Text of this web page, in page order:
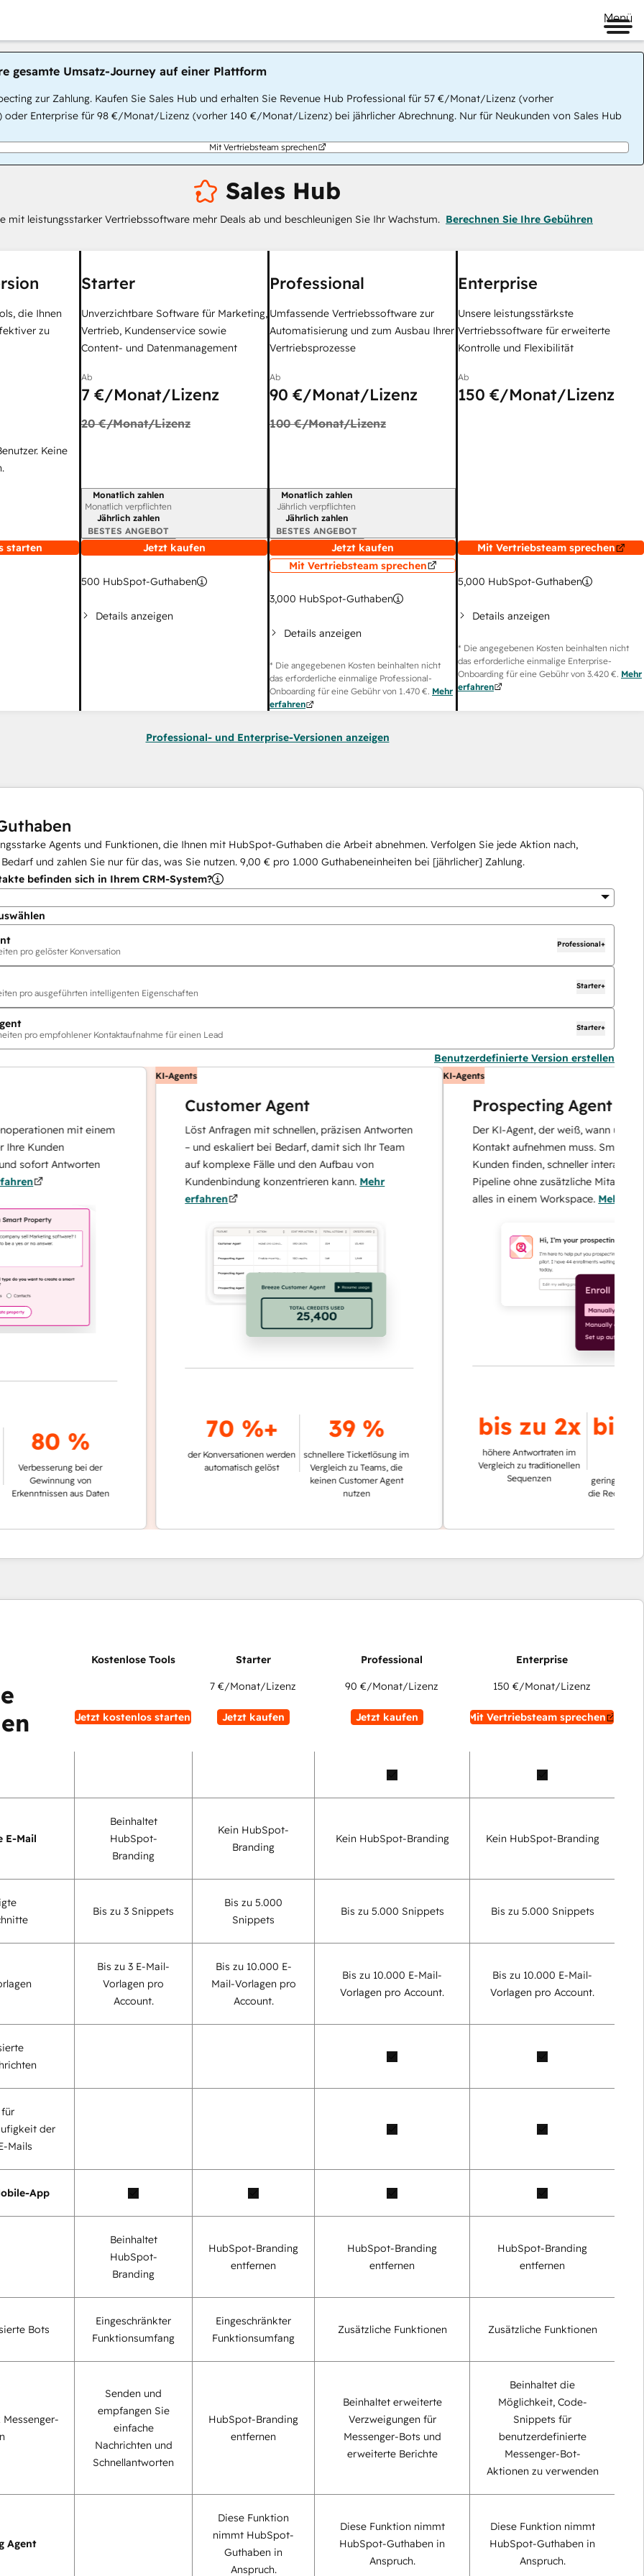
Menü
gesamte Umsatz-Journey auf einer Plattform
zur Zahlung. Kaufen Sie Sales Hub und erhalten Sie Revenue Hub Professional für 57 €/Monat/Lizenz (vorher
Enterprise für 98 €/Monat/Lizenz (vorher 140 €/Monat/Lizenz) bei jährlicher Abrechnung. Nur für Neukunden von Sales Hub
Mit Vertriebsteam sprechen
Sales Hub
mit leistungsstarker Vertriebssoftware mehr Deals ab und beschleunigen Sie Ihr Wachstum. Berechnen Sie Ihre Gebühren
die Ihnen
zu
Keine
starten
Starter
Unverzichtbare Software für Marketing,
Vertrieb, Kundenservice sowie
Content- und Datenmanagement
Ab
7 €/Monat/Lizenz
20 €/Monat/Lizenz
Abrechnungszeitraum
Monatlich zahlen
Monatlich verpflichten
Jährlich zahlen
BESTES ANGEBOT
Jetzt kaufen
500 HubSpot-Guthaben
Details anzeigen
Professional
Umfassende Vertriebssoftware zur
Automatisierung und zum Ausbau Ihrer
Vertriebsprozesse
Ab
90 €/Monat/Lizenz
100 €/Monat/Lizenz
Abrechnungszeitraum
Monatlich zahlen
Jährlich verpflichten
Jährlich zahlen
BESTES ANGEBOT
Jetzt kaufen
Mit Vertriebsteam sprechen
3,000 HubSpot-Guthaben
Details anzeigen
* Die angegebenen Kosten beinhalten nicht
das erforderliche einmalige Professional-
Onboarding für eine Gebühr von 1.470 €. Mehr
erfahren
Enterprise
Unsere leistungsstärkste
Vertriebssoftware für erweiterte
Kontrolle und Flexibilität
Ab
150 €/Monat/Lizenz
Mit Vertriebsteam sprechen
5,000 HubSpot-Guthaben
Details anzeigen
* Die angegebenen Kosten beinhalten nicht
das erforderliche einmalige Enterprise-
Onboarding für eine Gebühr von 3.420 €. Mehr
erfahren
Professional- und Enterprise-Versionen anzeigen
Agents und Funktionen, die Ihnen mit HubSpot-Guthaben die Arbeit abnehmen. Verfolgen Sie jede Aktion nach,
und zahlen Sie nur für das, was Sie nutzen. 9,00 € pro 1.000 Guthabeneinheiten bei [jährlicher] Zahlung.
befinden sich in Ihrem CRM-System?
pro gelöster Konversation
Professional+
pro ausgeführten intelligenten Eigenschaften
Starter+
pro empfohlener Kontaktaufnahme für einen Lead
Starter+
Benutzerdefinierte Version erstellen
mit einem
Antworten
80 %
bei der
von
aus Daten
KI-Agents
Customer Agent
Löst Anfragen mit schnellen, präzisen Antworten
– und eskaliert bei Bedarf, damit sich Ihr Team
auf komplexe Fälle und den Aufbau von
Kundenbindung konzentrieren kann.Mehr
erfahren
70 %+
der Konversationen werden
automatisch gelöst
39 %
schnellere Ticketlösung im
Vergleich zu Teams, die
keinen Customer Agent
KI-Agents
Prospecting Agent
Der KI-Agent, der weiß, wann und wie er
Kontakt aufnehmen muss. Smarter
Kunden finden, schneller interagieren und
Pipeline ohne zusätzliche Mitarbeiter
alles in einem Workspace.Mehr erfahren
bis zu2x
höhere Antwortraten im
Vergleich zu traditionellen
Sequenzen
bis zu
geringerer
die Recherche von
Jetzt kostenlos starten
7 €/Monat/Lizenz
Jetzt kaufen
90 €/Monat/Lizenz
Jetzt kaufen
150 €/Monat/Lizenz
Mit Vertriebsteam sprechen
E-Mail
Beinhaltet
HubSpot-
Branding
Kein HubSpot-
Branding
Kein HubSpot-Branding Kein HubSpot-Branding
Bis zu 3 Snippets
Bis zu 5.000
Snippets
Bis zu 5.000 Snippets Bis zu 5.000 Snippets
Bis zu 3 E-Mail-
Vorlagen pro
Account.
Bis zu 10.000 E-
Mail-Vorlagen pro
Account.
Bis zu 10.000 E-Mail-
Vorlagen pro Account.
Bis zu 10.000 E-Mail-
Vorlagen pro Account.
für
der
Mails
App
Beinhaltet
HubSpot-
Branding
HubSpot-Branding
entfernen
HubSpot-Branding
entfernen
HubSpot-Branding
entfernen
Bots
Eingeschränkter
Funktionsumfang
Eingeschränkter
Funktionsumfang
Zusätzliche Funktionen Zusätzliche Funktionen
Senden und
empfangen Sie
einfache
Nachrichten und
Schnellantworten
HubSpot-Branding
entfernen
Beinhaltet erweiterte
Verzweigungen für
Messenger-Bots und
erweiterte Berichte
Beinhaltet die
Möglichkeit, Code-
Snippets für
benutzerdefinierte
Messenger-Bot-
Aktionen zu verwenden
Agent
Diese Funktion
nimmt HubSpot-
Guthaben in
Anspruch.
Diese Funktion nimmt
HubSpot-Guthaben in
Anspruch.
Diese Funktion nimmt
HubSpot-Guthaben in
Anspruch.